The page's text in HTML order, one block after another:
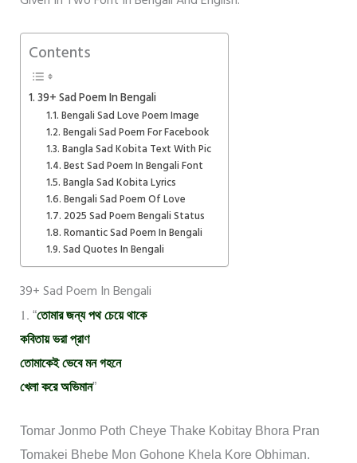
Contents
39+ Sad Poem In Bengali
Bengali Sad Love Poem Image
Bengali Sad Poem For Facebook
Bangla Sad Kobita Text With Pic
Best Sad Poem In Bengali Font
Bangla Sad Kobita Lyrics
Bengali Sad Poem Of Love
2025 Sad Poem Bengali Status
Romantic Sad Poem In Bengali
Sad Quotes In Bengali
39+ Sad Poem In Bengali
1. “তোমার জন্য পথ চেয়ে থাকে
কবিতায় ভরা প্রাণ
তোমাকেই ভেবে মন গহনে
খেলা করে অভিমান”
Tomar Jonmo Poth Cheye Thake Kobitay Bhora Pran
Tomakei Bhebe Mon Gohone Khela Kore Obhiman.